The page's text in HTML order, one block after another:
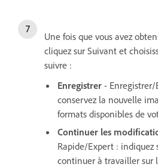
Une fois que vous avez
cliquez sur Suivant et
suivre :
Enregistrer - Enregistrer/
conservez la nouvelle
formats disponibles de
Continuer les
Rapide/Expert : indiquez
continuer à travailler sur